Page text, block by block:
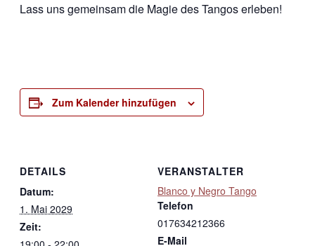
Lass uns gemeinsam die Magie des Tangos erleben!
Zum Kalender hinzufügen
DETAILS
Datum:
1. Mai 2029
Zeit:
VERANSTALTER
Blanco y Negro Tango
Telefon
017634212366
E-Mail